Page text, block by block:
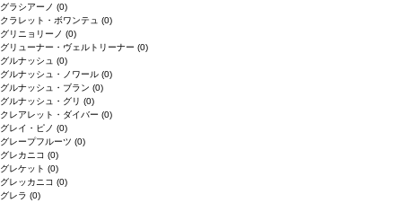
グラシアーノ (0)
クラレット・ボワンテュ (0)
グリニョリーノ (0)
グリューナー・ヴェルトリーナー (0)
グルナッシュ (0)
グルナッシュ・ノワール (0)
グルナッシュ・ブラン (0)
グルナッシュ・グリ (0)
クレアレット・ダイバー (0)
グレイ・ピノ (0)
グレープフルーツ (0)
グレカニコ (0)
グレケット (0)
グレッカニコ (0)
グレラ (0)